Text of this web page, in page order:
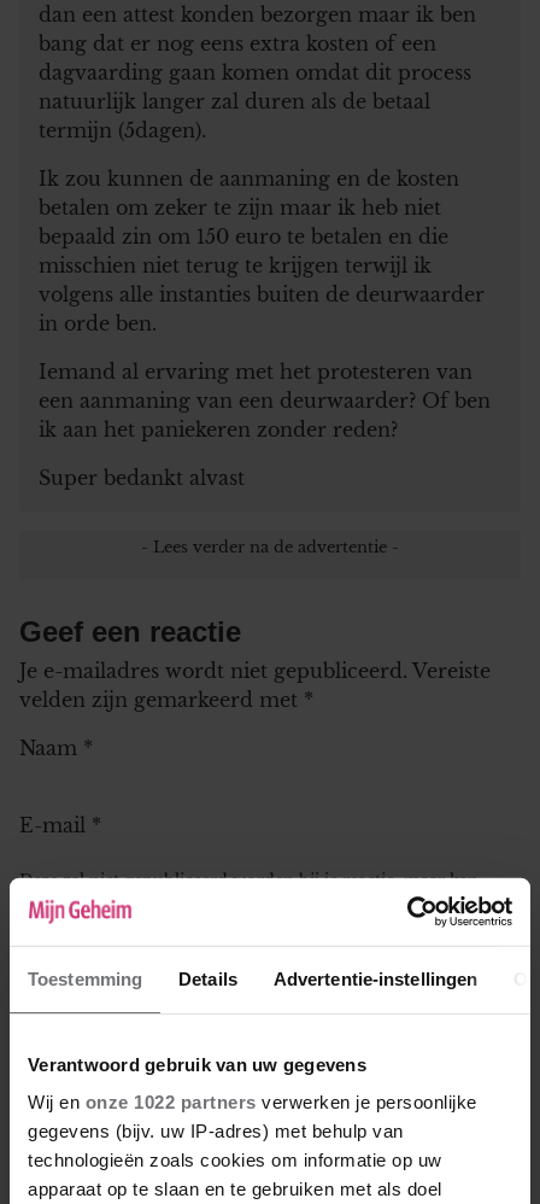
Toestemming Details Advertentie-instellingen
Verantwoord gebruik van uw gegevens
Wij en onze 1022 partners verwerken je persoonlijke
gegevens (bijv. uw IP-adres) met behulp van
technologieën zoals cookies om informatie op uw
apparaat op te slaan en te gebruiken met als doel
dan een attest konden bezorgen maar ik ben
bang dat er nog eens extra kosten of een
dagvaarding gaan komen omdat dit process
natuurlijk langer zal duren als de betaal
termijn (5dagen).
Ik zou kunnen de aanmaning en de kosten
betalen om zeker te zijn maar ik heb niet
bepaald zin om 150 euro te betalen en die
misschien niet terug te krijgen terwijl ik
volgens alle instanties buiten de deurwaarder
in orde ben.
Iemand al ervaring met het protesteren van
een aanmaning van een deurwaarder? Of ben
ik aan het paniekeren zonder reden?
Super bedankt alvast
Geef een reactie
Je e-mailadres wordt niet gepubliceerd. Vereiste
velden zijn gemarkeerd met *
Naam *
E-mail *
Deze zal niet gepubliceerd worden bij je reactie, maar kan
worden gebruikt door de redactie om contact met je op te
nemen.
Leeftijd*
Reactie